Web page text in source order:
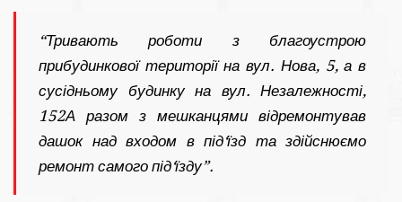
“Тривають роботи з благоустрою
прибудинкової території на вул. Нова, 5, а в
сусідньому будинку на вул. Незалежності,
152А разом з мешканцями відремонтував
дашок над входом в під‘їзд та здійснюємо
ремонт самого під‘їзду”.